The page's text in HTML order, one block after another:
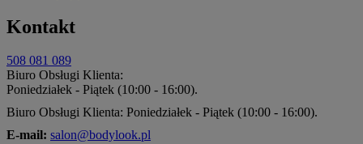
Kontakt
508 081 089
Biuro Obsługi Klienta:
Poniedziałek - Piątek (10:00 - 16:00).
Biuro Obsługi Klienta: Poniedziałek - Piątek (10:00 - 16:00).
E-mail: salon@bodylook.pl